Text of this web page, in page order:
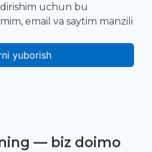
uchun bu
email va saytim manzili
— biz doimo